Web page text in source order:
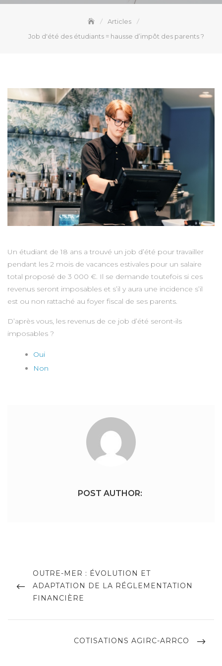
Articles
Job d'été des étudiants = hausse d’impôt des parents ?
Un étudiant de 18 ans a trouvé un job d’été pour travailler
pendant les 2 mois de vacances estivales pour un salaire
total proposé de 3 000 €. Il se demande toutefois si ces
revenus seront imposables et s’il y aura une incidence s’il
est ou non rattaché au foyer fiscal de ses parents.
D’après vous, les revenus de ce job d’été seront-ils
imposables ?
Oui
Non
POST AUTHOR:
l’article
PREVIOUS
POST
OUTRE-MER : ÉVOLUTION ET
ADAPTATION DE LA RÉGLEMENTATION
FINANCIÈRE
NEXT
COTISATIONS AGIRC-ARRCO